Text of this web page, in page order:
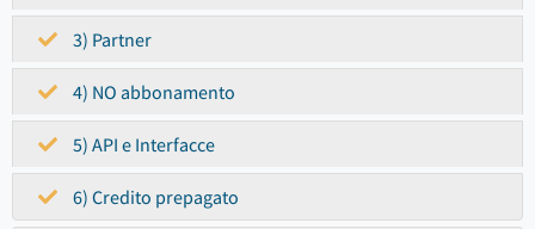
3) Partner
4) NO abbonamento
5) API e Interfacce
6) Credito prepagato